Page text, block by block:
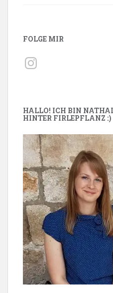
FOLGE MIR
Instagram
HALLO! ICH BIN
HINTER FIRLEPFLANZ :)